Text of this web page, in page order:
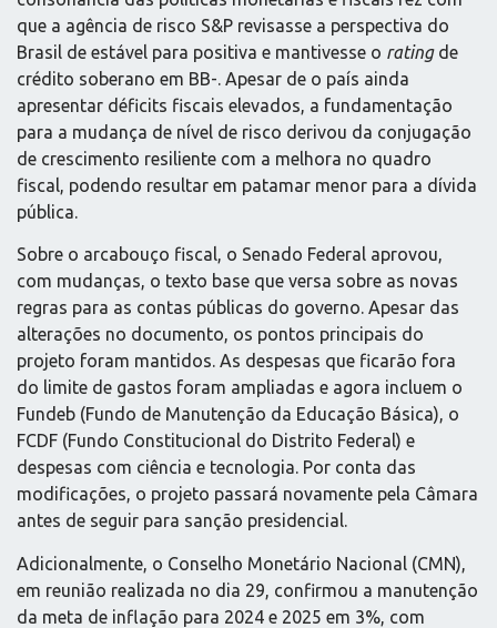
que a agência de risco S&P revisasse a perspectiva do
Brasil de estável para positiva e mantivesse o ratingde
crédito soberano em BB-. Apesar de o país ainda
apresentar déficits fiscais elevados, a fundamentação
para a mudança de nível de risco derivou da conjugação
de crescimento resiliente com a melhora no quadro
fiscal, podendo resultar em patamar menor para a dívida
pública.
Sobre o arcabouço fiscal, o Senado Federal aprovou,
com mudanças, o texto base que versa sobre as novas
regras para as contas públicas do governo. Apesar das
alterações no documento, os pontos principais do
projeto foram mantidos. As despesas que ficarão fora
do limite de gastos foram ampliadas e agora incluem o
Fundeb (Fundo de Manutenção da Educação Básica), o
FCDF (Fundo Constitucional do Distrito Federal) e
despesas com ciência e tecnologia. Por conta das
modificações, o projeto passará novamente pela Câmara
antes de seguir para sanção presidencial.
Adicionalmente, o Conselho Monetário Nacional (CMN),
em reunião realizada no dia 29, confirmou a manutenção
da meta de inflação para 2024 e 2025 em 3%, com